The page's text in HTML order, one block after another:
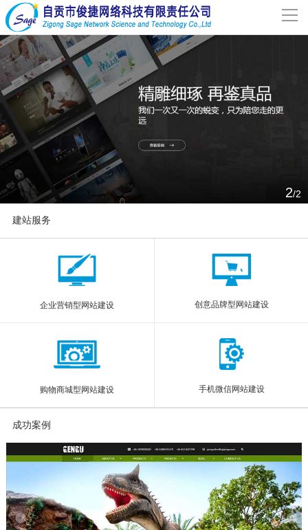
导
网站首页
关于我们
解决方案
新闻动态
2/2
建站服务
企业营销型网站建设 创意品牌型网站建设
购物商城型网站建设 手机微信网站建设
成功案例
More